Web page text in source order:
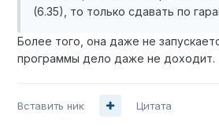
(6.35), то только сдавать по
Более того, она даже не
программы дело даже не доходит.
Вставить ник Цитата